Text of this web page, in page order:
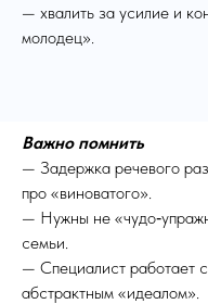
— хвалить за усилие и
молодец».
Важно помнить
— Задержка речевого
про «виноватого».
— Нужны не
семьи.
— Специалист работает
абстрактным «идеалом».